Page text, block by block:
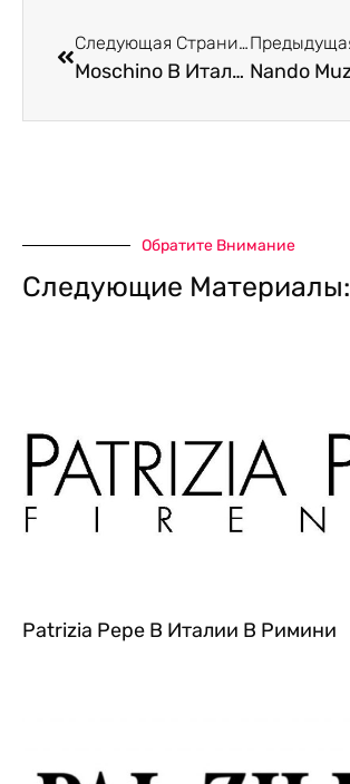
Следующая Страница
Moschino В Италии В Римини
Обратите Внимание
Следующие Материалы:
Patrizia Pepe В Италии В Римини